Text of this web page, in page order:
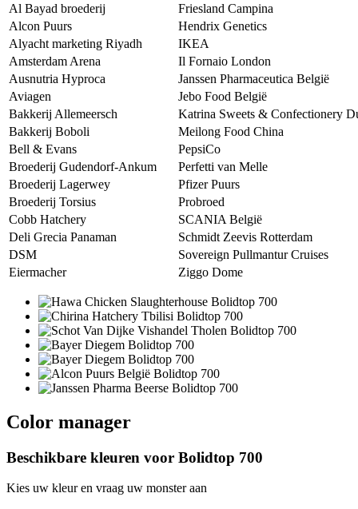
Al Bayad broederij
Friesland Campina
Alcon Puurs
Hendrix Genetics
Alyacht marketing Riyadh
IKEA
Amsterdam Arena
Il Fornaio London
Ausnutria Hyproca
Janssen Pharmaceutica België
Aviagen
Jebo Food België
Bakkerij Allemeersch
Katrina Sweets & Confectionery
Bakkerij Boboli
Meilong Food China
Bell & Evans
PepsiCo
Broederij Gudendorf-Ankum
Perfetti van Melle
Broederij Lagerwey
Pfizer Puurs
Broederij Torsius
Probroed
Cobb Hatchery
SCANIA België
Deli Grecia Panaman
Schmidt Zeevis Rotterdam
DSM
Sovereign Pullmantur Cruises
Eiermacher
Ziggo Dome
Color manager
Beschikbare kleuren voor Bolidtop 700
Kies uw kleur en vraag uw monster aan